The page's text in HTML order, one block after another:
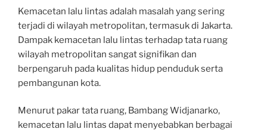
Kemacetan lalu lintas adalah masalah yang sering
terjadi di wilayah metropolitan, termasuk di Jakarta.
Dampak kemacetan lalu lintas terhadap tata ruang
wilayah metropolitan sangat signifikan dan
berpengaruh pada kualitas hidup penduduk serta
pembangunan kota.
Menurut pakar tata ruang, Bambang Widjanarko,
kemacetan lalu lintas dapat menyebabkan berbagai